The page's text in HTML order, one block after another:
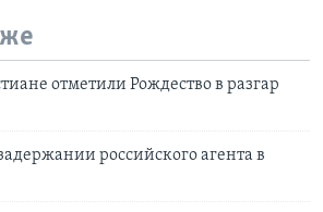
отметили Рождество в разгар
российского агента в